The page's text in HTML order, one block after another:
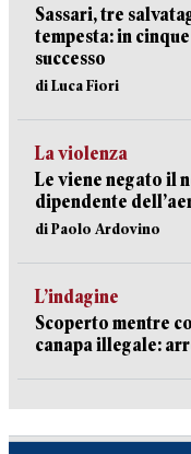
Sassari, tre
tempesta: in
successo
di Luca Fiori
La violenza
Le viene negato il
dipendente
di Paolo Ardovino
L’indagine
Scoperto mentre
canapa illegale: